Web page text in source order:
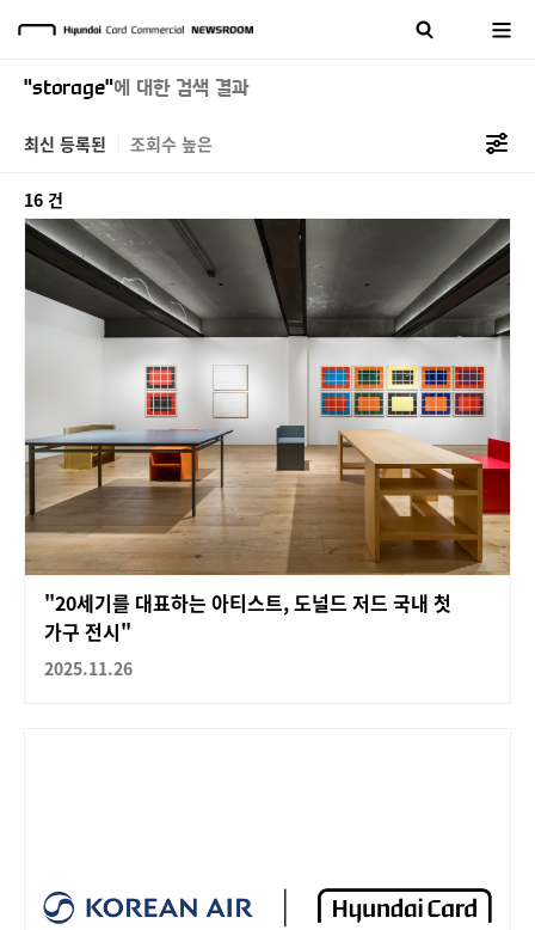
"storage"에 대한 검색 결과
최신 등록된 조회수 높은
16 건
"20세기를 대표하는 아티스트, 도널드 저드 국내 첫
가구 전시"
2025.11.26